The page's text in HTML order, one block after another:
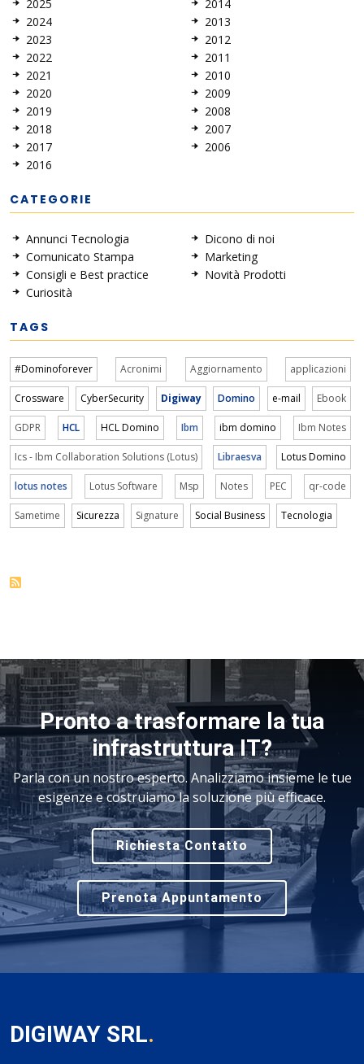
2025
2024
2023
2022
2021
2020
2019
2018
2017
2016
2014
2013
2012
2011
2010
2009
2008
2007
2006
CATEGORIE
Annunci Tecnologia
Comunicato Stampa
Consigli e Best practice
Curiosità
Dicono di noi
Marketing
Novità Prodotti
TAGS
#Dominoforever Acronimi Aggiornamento applicazioni
Crossware CyberSecurity Digiway Domino e-mail Ebook
GDPR HCL HCL Domino Ibm ibm domino Ibm Notes
Ics - Ibm Collaboration Solutions (Lotus) Libraesva Lotus Domino
lotus notes Lotus Software Msp Notes PEC qr-code
Sametime Sicurezza Signature Social Business Tecnologia
Pronto a trasformare la tua
infrastruttura IT?
Parla con un nostro esperto. Analizziamo insieme le tue
esigenze e costruiamo la soluzione più efficace.
Richiesta Contatto
Prenota Appuntamento
DIGIWAY SRL.